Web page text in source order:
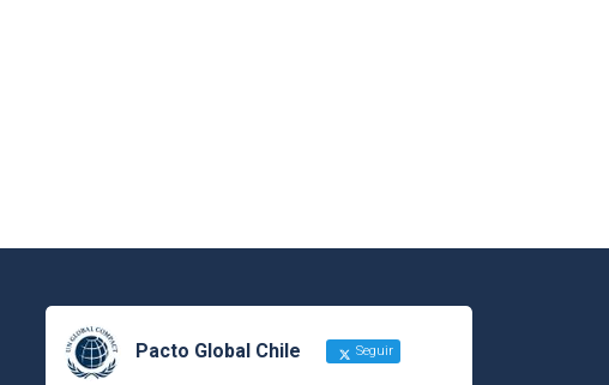
Pacto Global Chile Seguir